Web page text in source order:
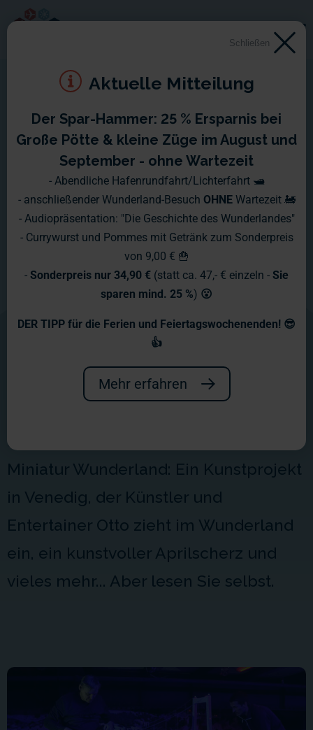
Wochenberichte 2018
Meilenstein war die Eröffnung unseres
andere Aktionen erhielten Einzug ins
Miniatur Wunderland: Ein Kunstprojekt
in Venedig, der Künstler und
Entertainer Otto zieht im Wunderland
ein, ein kunstvoller Aprilscherz und
vieles mehr... Aber lesen Sie selbst.
Schließen
Aktuelle Mitteilung
Der Spar-Hammer: 25 % Ersparnis bei
Große Pötte & kleine Züge im August und
September - ohne Wartezeit
- Abendliche Hafenrundfahrt/Lichterfahrt 🛥️
- anschließender Wunderland-Besuch OHNE Wartezeit 🚂
- Audiopräsentation: "Die Geschichte des Wunderlandes"
- Currywurst und Pommes mit Getränk zum Sonderpreis
von 9,00 € 🍟
- Sonderpreis nur 34,90 € (statt ca. 47,- € einzeln - Sie
sparen mind. 25 %) 😮
DER TIPP für die Ferien und Feiertagswochenenden! 😎
👍
Mehr erfahren